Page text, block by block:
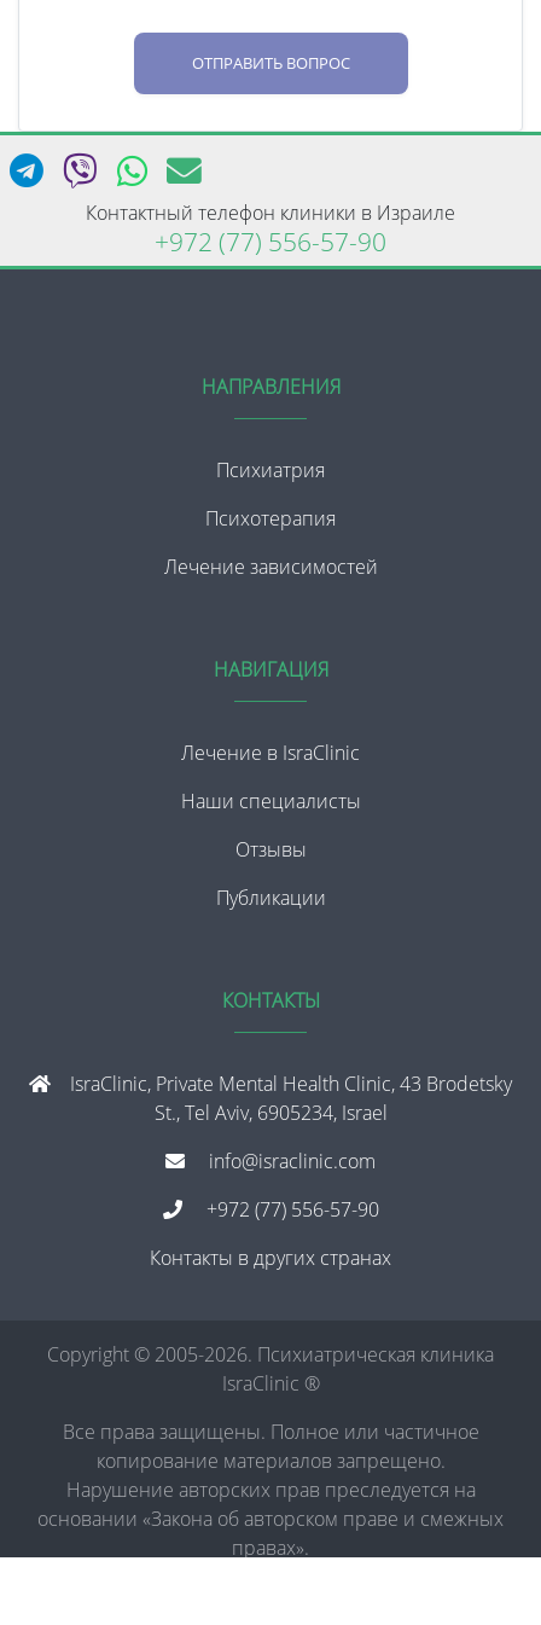
ОТПРАВИТЬ ВОПРОС
Контактный телефон клиники в Израиле
+972 (77) 556-57-90
НАПРАВЛЕНИЯ
Психиатрия
Психотерапия
Лечение зависимостей
НАВИГАЦИЯ
Лечение в IsraClinic
Наши специалисты
Отзывы
Публикации
КОНТАКТЫ
IsraClinic, Private Mental Health Clinic, 43 Brodetsky
St., Tel Aviv, 6905234, Israel
info@israclinic.com
+972 (77) 556-57-90
Контакты в других странах
Copyright © 2005-2026. Психиатрическая клиника
IsraClinic ®
Все права защищены. Полное или частичное
копирование материалов запрещено.
Нарушение авторских прав преследуется на
основании «Закона об авторском праве и смежных
правах».